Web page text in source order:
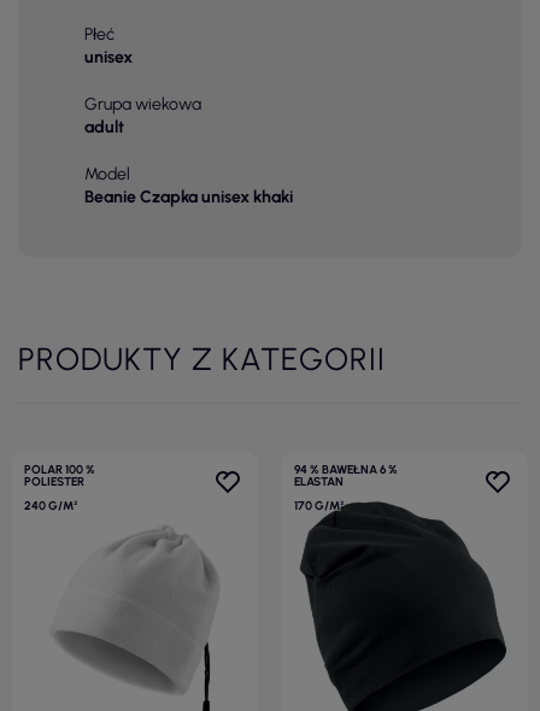
Płeć
unisex
Grupa wiekowa
adult
Model
Beanie Czapka unisex khaki
PRODUKTY Z KATEGORII
POLAR 100 %
POLIESTER
240 G/M²
94 % BAWEŁNA 6 %
ELASTAN
170 G/M²